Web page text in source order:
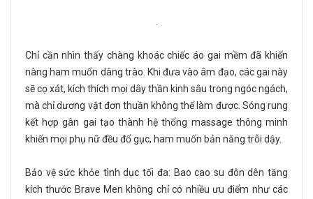
Chỉ cần nhìn thấy chàng khoác chiếc áo gai mềm đã khiến
nàng ham muốn dâng trào. Khi đưa vào âm đạo, các gai này
sẽ cọ xát, kích thích mọi dây thần kinh sâu trong ngóc ngách,
mà chỉ dương vật đơn thuần không thể làm được. Sóng rung
kết hợp gân gai tạo thành hệ thống massage thông minh
khiến mọi phụ nữ đều đổ gục, ham muốn bản năng trỗi dậy.
Bảo vệ sức khỏe tình dục tối đa: Bao cao su đôn dên tăng
kích thước Brave Men không chỉ có nhiều ưu điểm như các